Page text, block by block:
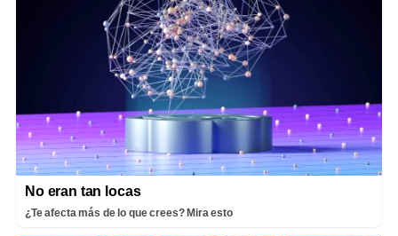
No eran tan locas
¿Te afecta más de lo que crees? Mira esto